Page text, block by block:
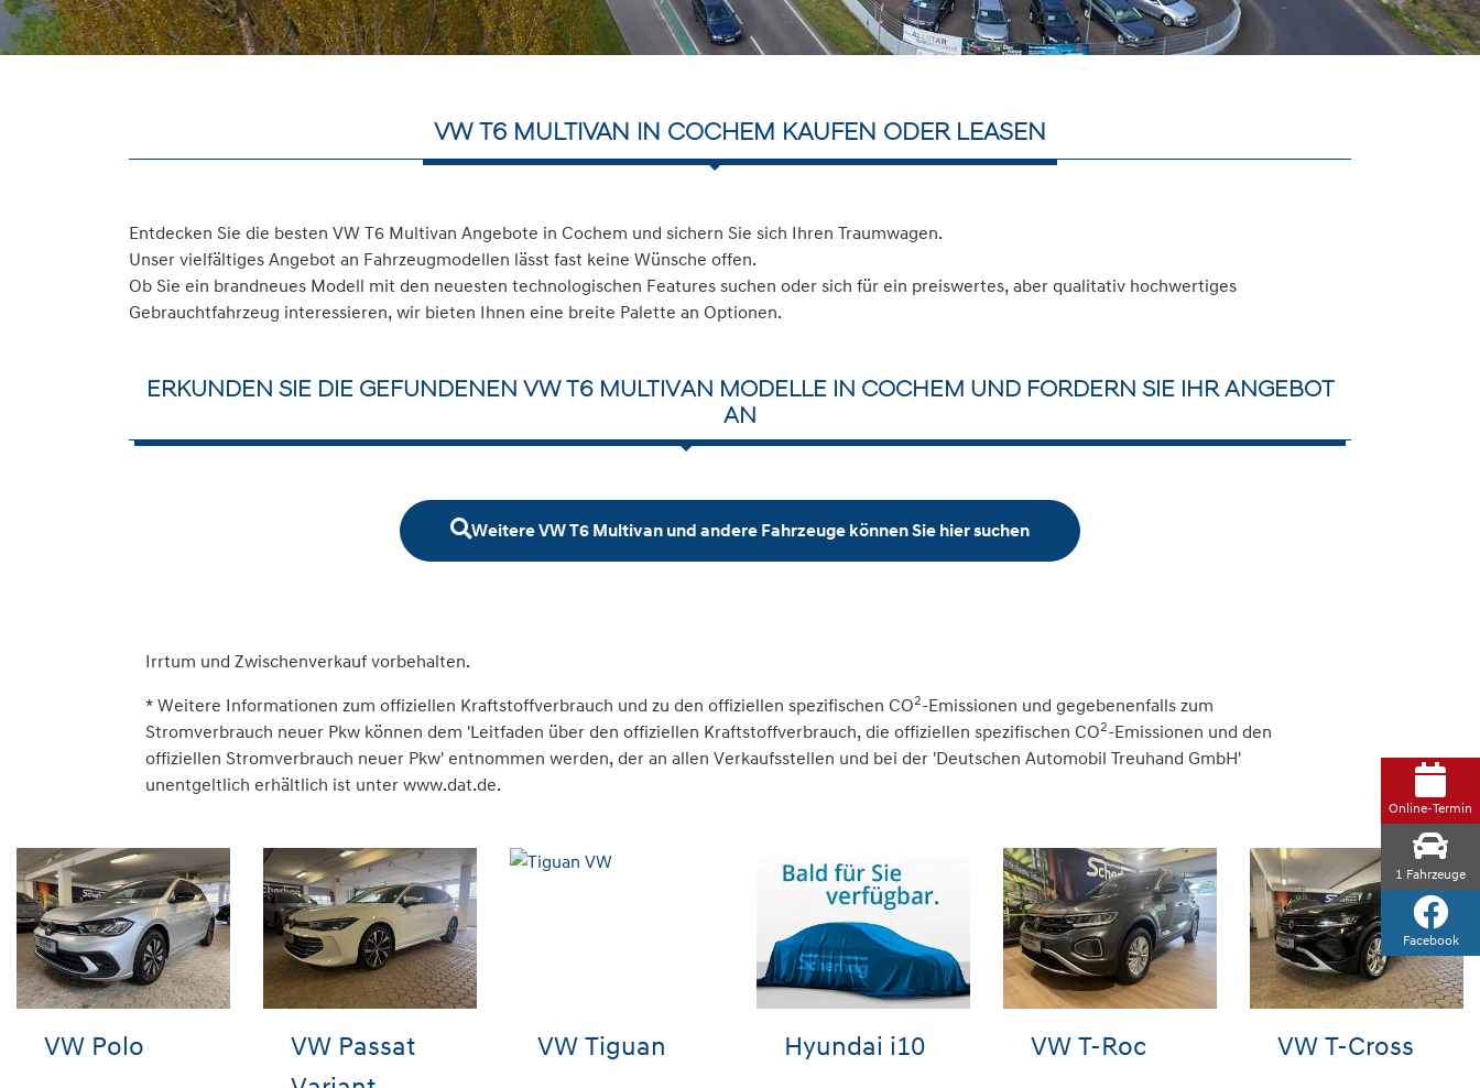
VW T6 MULTIVAN IN COCHEM KAUFEN ODER LEASEN
Entdecken Sie die besten VW T6 Multivan Angebote in Cochem und sichern Sie sich Ihren Traumwagen.
Unser vielfältiges Angebot an Fahrzeugmodellen lässt fast keine Wünsche offen.
Ob Sie ein brandneues Modell mit den neuesten technologischen Features suchen oder sich für ein preiswertes, aber qualitativ hochwertiges
Gebrauchtfahrzeug interessieren, wir bieten Ihnen eine breite Palette an Optionen.
ERKUNDEN SIE DIE GEFUNDENEN VW T6 MULTIVAN MODELLE IN COCHEM UND FORDERN SIE IHR ANGEBOT
AN
Weitere VW T6 Multivan und andere Fahrzeuge können Sie hier suchen
Irrtum und Zwischenverkauf vorbehalten.
* Weitere Informationen zum offiziellen Kraftstoffverbrauch und zu den offiziellen spezifischen CO2-Emissionen und gegebenenfalls zum
Stromverbrauch neuer Pkw können dem 'Leitfaden über den offiziellen Kraftstoffverbrauch, die offiziellen spezifischen CO2-Emissionen und den
offiziellen Stromverbrauch neuer Pkw' entnommen werden, der an allen Verkaufsstellen und bei der 'Deutschen Automobil Treuhand GmbH'
unentgeltlich erhältlich ist unter www.dat.de.
i10 VW T-Cross Audi A6 VW ID.3 VW Golf VW Golf
Online-Termin
1 Fahrzeuge
Facebook